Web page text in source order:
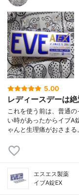
5.00
レディースデーは絶
これを使う前は、普通
い時があったからイブA
ゃんと生理痛がおさま
エスエス製薬
イブA錠EX